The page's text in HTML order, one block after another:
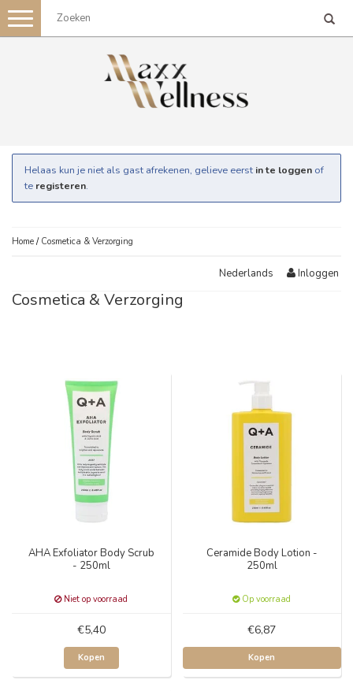
Toggle
navigation
Helaas kun je niet als gast afrekenen, gelieve eerst in te loggen of
te registeren.
Home / Cosmetica & Verzorging
Nederlands Inloggen
Cosmetica & Verzorging
AHA Exfoliator Body Scrub
- 250ml
Niet op voorraad
€5,40
Kopen
Ceramide Body Lotion -
250ml
Op voorraad
€6,87
Kopen